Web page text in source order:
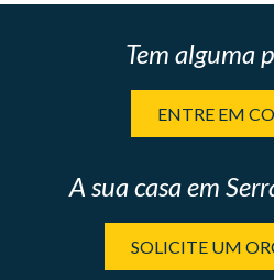
Tem alguma
ENTRE EM
A sua casa em
SOLICITE UM